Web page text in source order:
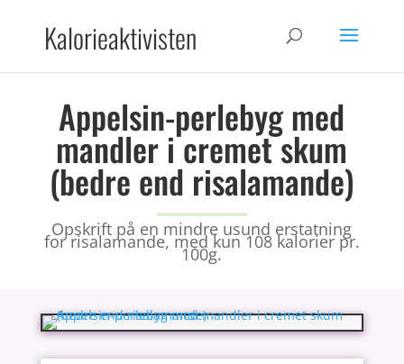
Kalorieaktivisten
Appelsin-perlebyg med
mandler i cremet skum
(bedre end risalamande)
Opskrift på en mindre usund erstatning
for risalamande, med kun 108 kalorier pr.
100g.